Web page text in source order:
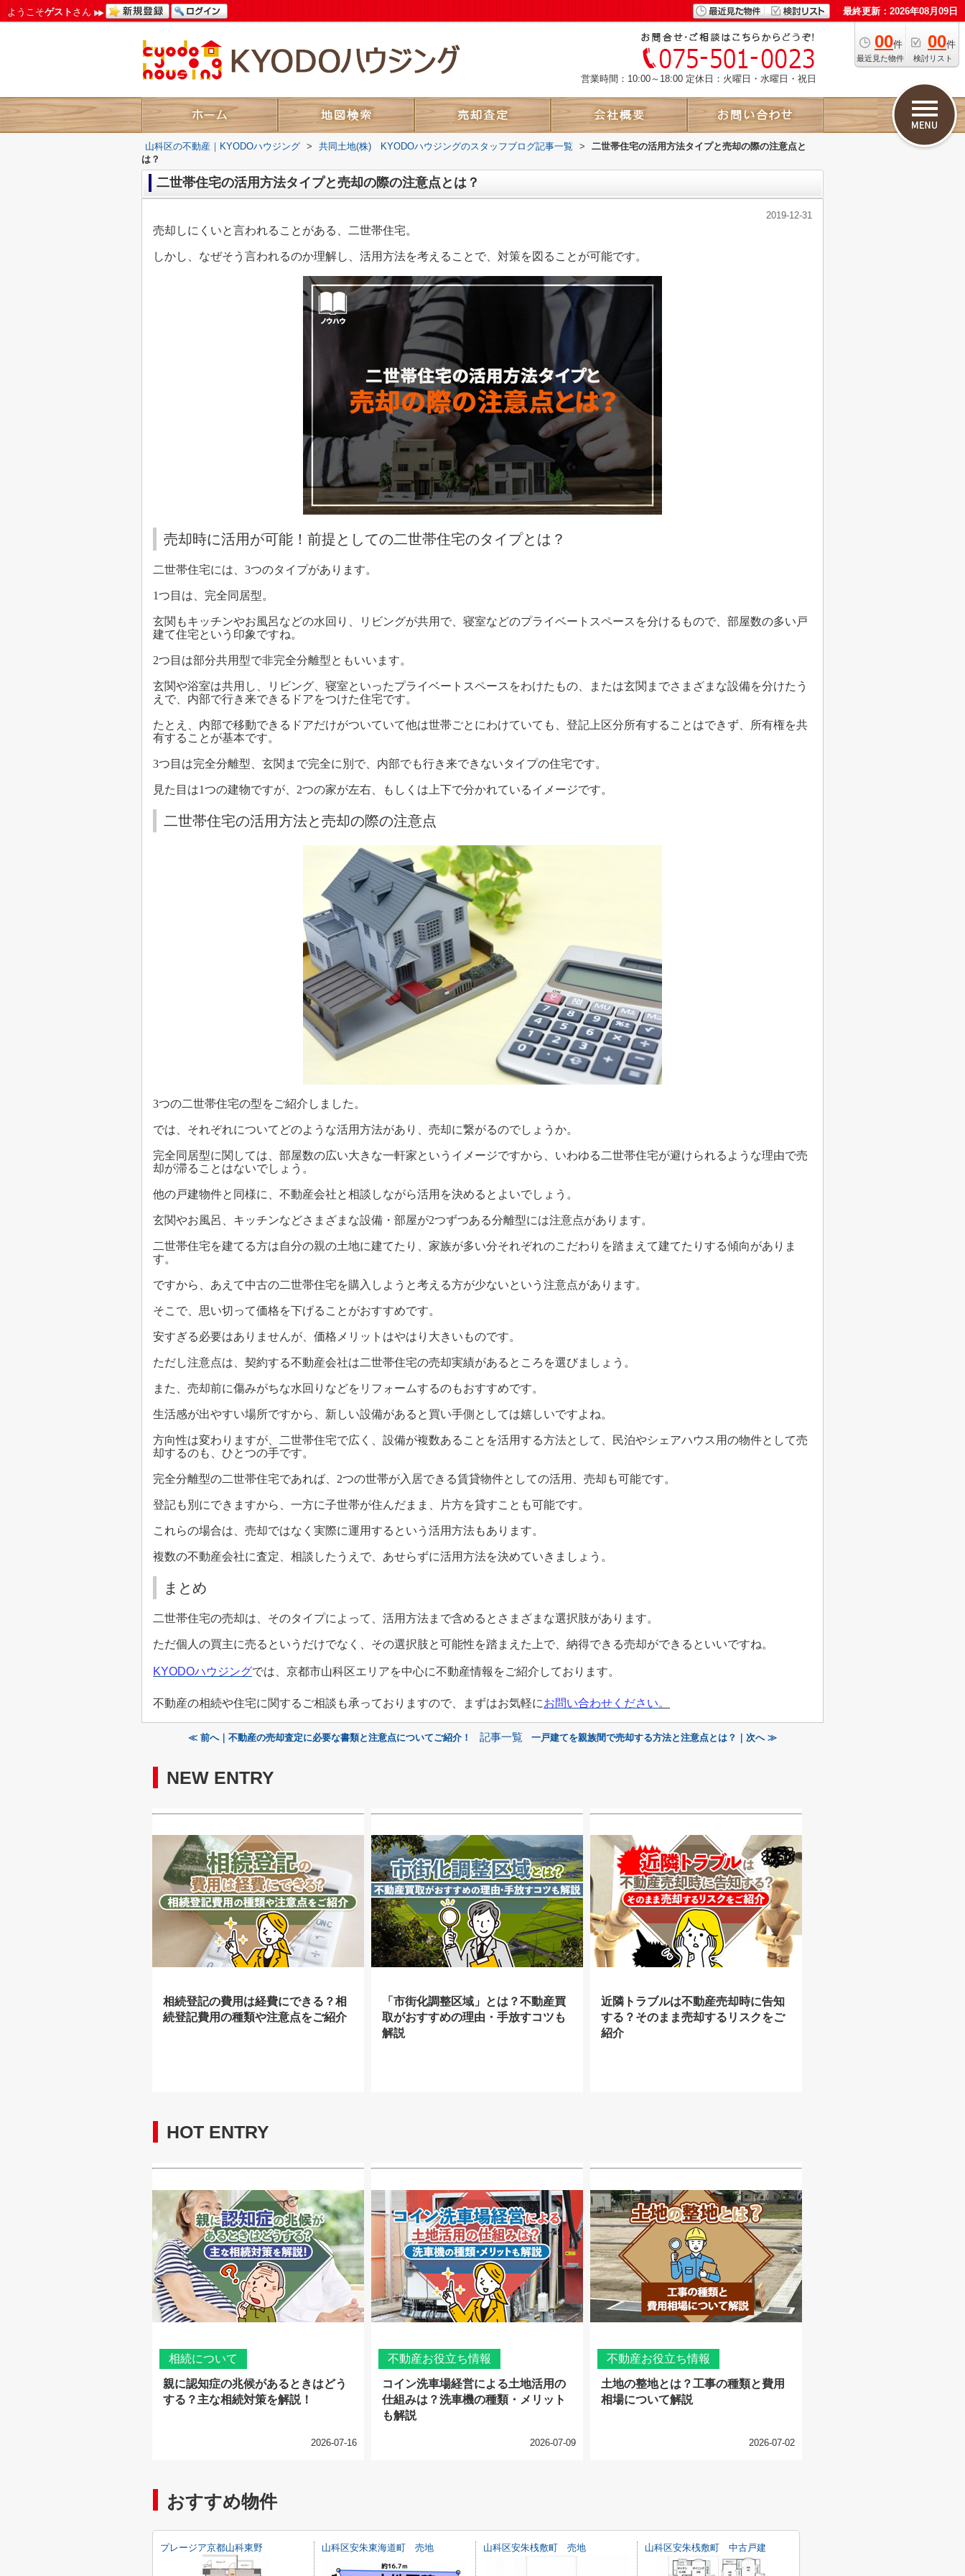
ようこそゲストさん 最終更新：2026年08月09日
00件
最近見た物件
00件
検討リスト
営業時間：10:00～18:00 定休日：火曜日・水曜日・祝日
山科区の不動産｜KYODOハウジング > 共同土地(株) KYODOハウジングのスタッフブログ記事一覧 >
二世帯住宅の活用方法タイプと売却の際の注意点と
は？
二世帯住宅の活用方法タイプと売却の際の注意点とは？
2019-12-31
売却しにくいと言われることがある、二世帯住宅。
しかし、なぜそう言われるのか理解し、活用方法を考えることで、対策を図ることが可能です。
売却時に活用が可能！前提としての二世帯住宅のタイプとは？
二世帯住宅には、3つのタイプがあります。
1つ目は、完全同居型。
玄関もキッチンやお風呂などの水回り、リビングが共用で、寝室などのプライベートスペースを分けるもので、部屋数の多い戸
建て住宅という印象ですね。
2つ目は部分共用型で非完全分離型ともいいます。
玄関や浴室は共用し、リビング、寝室といったプライベートスペースをわけたもの、または玄関までさまざまな設備を分けたう
えで、内部で行き来できるドアをつけた住宅です。
たとえ、内部で移動できるドアだけがついていて他は世帯ごとにわけていても、登記上区分所有することはできず、所有権を共
有することが基本です。
3つ目は完全分離型、玄関まで完全に別で、内部でも行き来できないタイプの住宅です。
見た目は1つの建物ですが、2つの家が左右、もしくは上下で分かれているイメージです。
二世帯住宅の活用方法と売却の際の注意点
3つの二世帯住宅の型をご紹介しました。
では、それぞれについてどのような活用方法があり、売却に繋がるのでしょうか。
完全同居型に関しては、部屋数の広い大きな一軒家というイメージですから、いわゆる二世帯住宅が避けられるような理由で売
却が滞ることはないでしょう。
他の戸建物件と同様に、不動産会社と相談しながら活用を決めるとよいでしょう。
玄関やお風呂、キッチンなどさまざまな設備・部屋が2つずつある分離型には注意点があります。
二世帯住宅を建てる方は自分の親の土地に建てたり、家族が多い分それぞれのこだわりを踏まえて建てたりする傾向がありま
す。
ですから、あえて中古の二世帯住宅を購入しようと考える方が少ないという注意点があります。
そこで、思い切って価格を下げることがおすすめです。
安すぎる必要はありませんが、価格メリットはやはり大きいものです。
ただし注意点は、契約する不動産会社は二世帯住宅の売却実績があるところを選びましょう。
また、売却前に傷みがちな水回りなどをリフォームするのもおすすめです。
生活感が出やすい場所ですから、新しい設備があると買い手側としては嬉しいですよね。
方向性は変わりますが、二世帯住宅で広く、設備が複数あることを活用する方法として、民泊やシェアハウス用の物件として売
却するのも、ひとつの手です。
完全分離型の二世帯住宅であれば、2つの世帯が入居できる賃貸物件としての活用、売却も可能です。
登記も別にできますから、一方に子世帯が住んだまま、片方を貸すことも可能です。
これらの場合は、売却ではなく実際に運用するという活用方法もあります。
複数の不動産会社に査定、相談したうえで、あせらずに活用方法を決めていきましょう。
まとめ
二世帯住宅の売却は、そのタイプによって、活用方法まで含めるとさまざまな選択肢があります。
ただ個人の買主に売るというだけでなく、その選択肢と可能性を踏まえた上で、納得できる売却ができるといいですね。
KYODOハウジングでは、京都市山科区エリアを中心に不動産情報をご紹介しております。
不動産の相続や住宅に関するご相談も承っておりますので、まずはお気軽にお問い合わせください。
≪ 前へ｜不動産の売却査定に必要な書類と注意点についてご紹介！ 記事一覧 一戸建てを親族間で売却する方法と注意点とは？｜次へ ≫
NEW ENTRY
相続登記の費用は経費にできる？相
続登記費用の種類や注意点をご紹介
「市街化調整区域」とは？不動産買
取がおすすめの理由・手放すコツも
解説
近隣トラブルは不動産売却時に告知
する？そのまま売却するリスクをご
紹介
HOT ENTRY
相続について
親に認知症の兆候があるときはどう
する？主な相続対策を解説！
2026-07-16
不動産お役立ち情報
コイン洗車場経営による土地活用の
仕組みは？洗車機の種類・メリット
も解説
2026-07-09
不動産お役立ち情報
土地の整地とは？工事の種類と費用
相場について解説
2026-07-02
おすすめ物件
プレージア京都山科東野 山科区安朱東海道町 売地 山科区安朱桟敷町 売地 山科区安朱桟敷町 中古戸建